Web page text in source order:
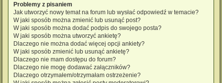
Problemy z pisaniem
Jak utworzyć nowy temat na forum lub wysłać odpowiedź w temacie?
W jaki sposób można zmienić lub usunąć post?
W jaki sposób można dodać podpis do swojego posta?
W jaki sposób można utworzyć ankietę?
Dlaczego nie można dodać więcej opcji ankiety?
W jaki sposób zmienić lub usunąć ankietę?
Dlaczego nie mam dostępu do forum?
Dlaczego nie mogę dodawać załączników?
Dlaczego otrzymałem/otrzymałam ostrzeżenie?